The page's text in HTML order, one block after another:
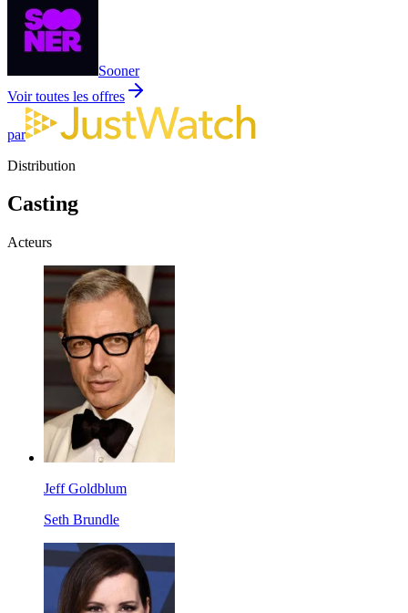
Sooner
Voir toutes les offres
par
Distribution
Casting
Acteurs
Jeff Goldblum
Seth Brundle